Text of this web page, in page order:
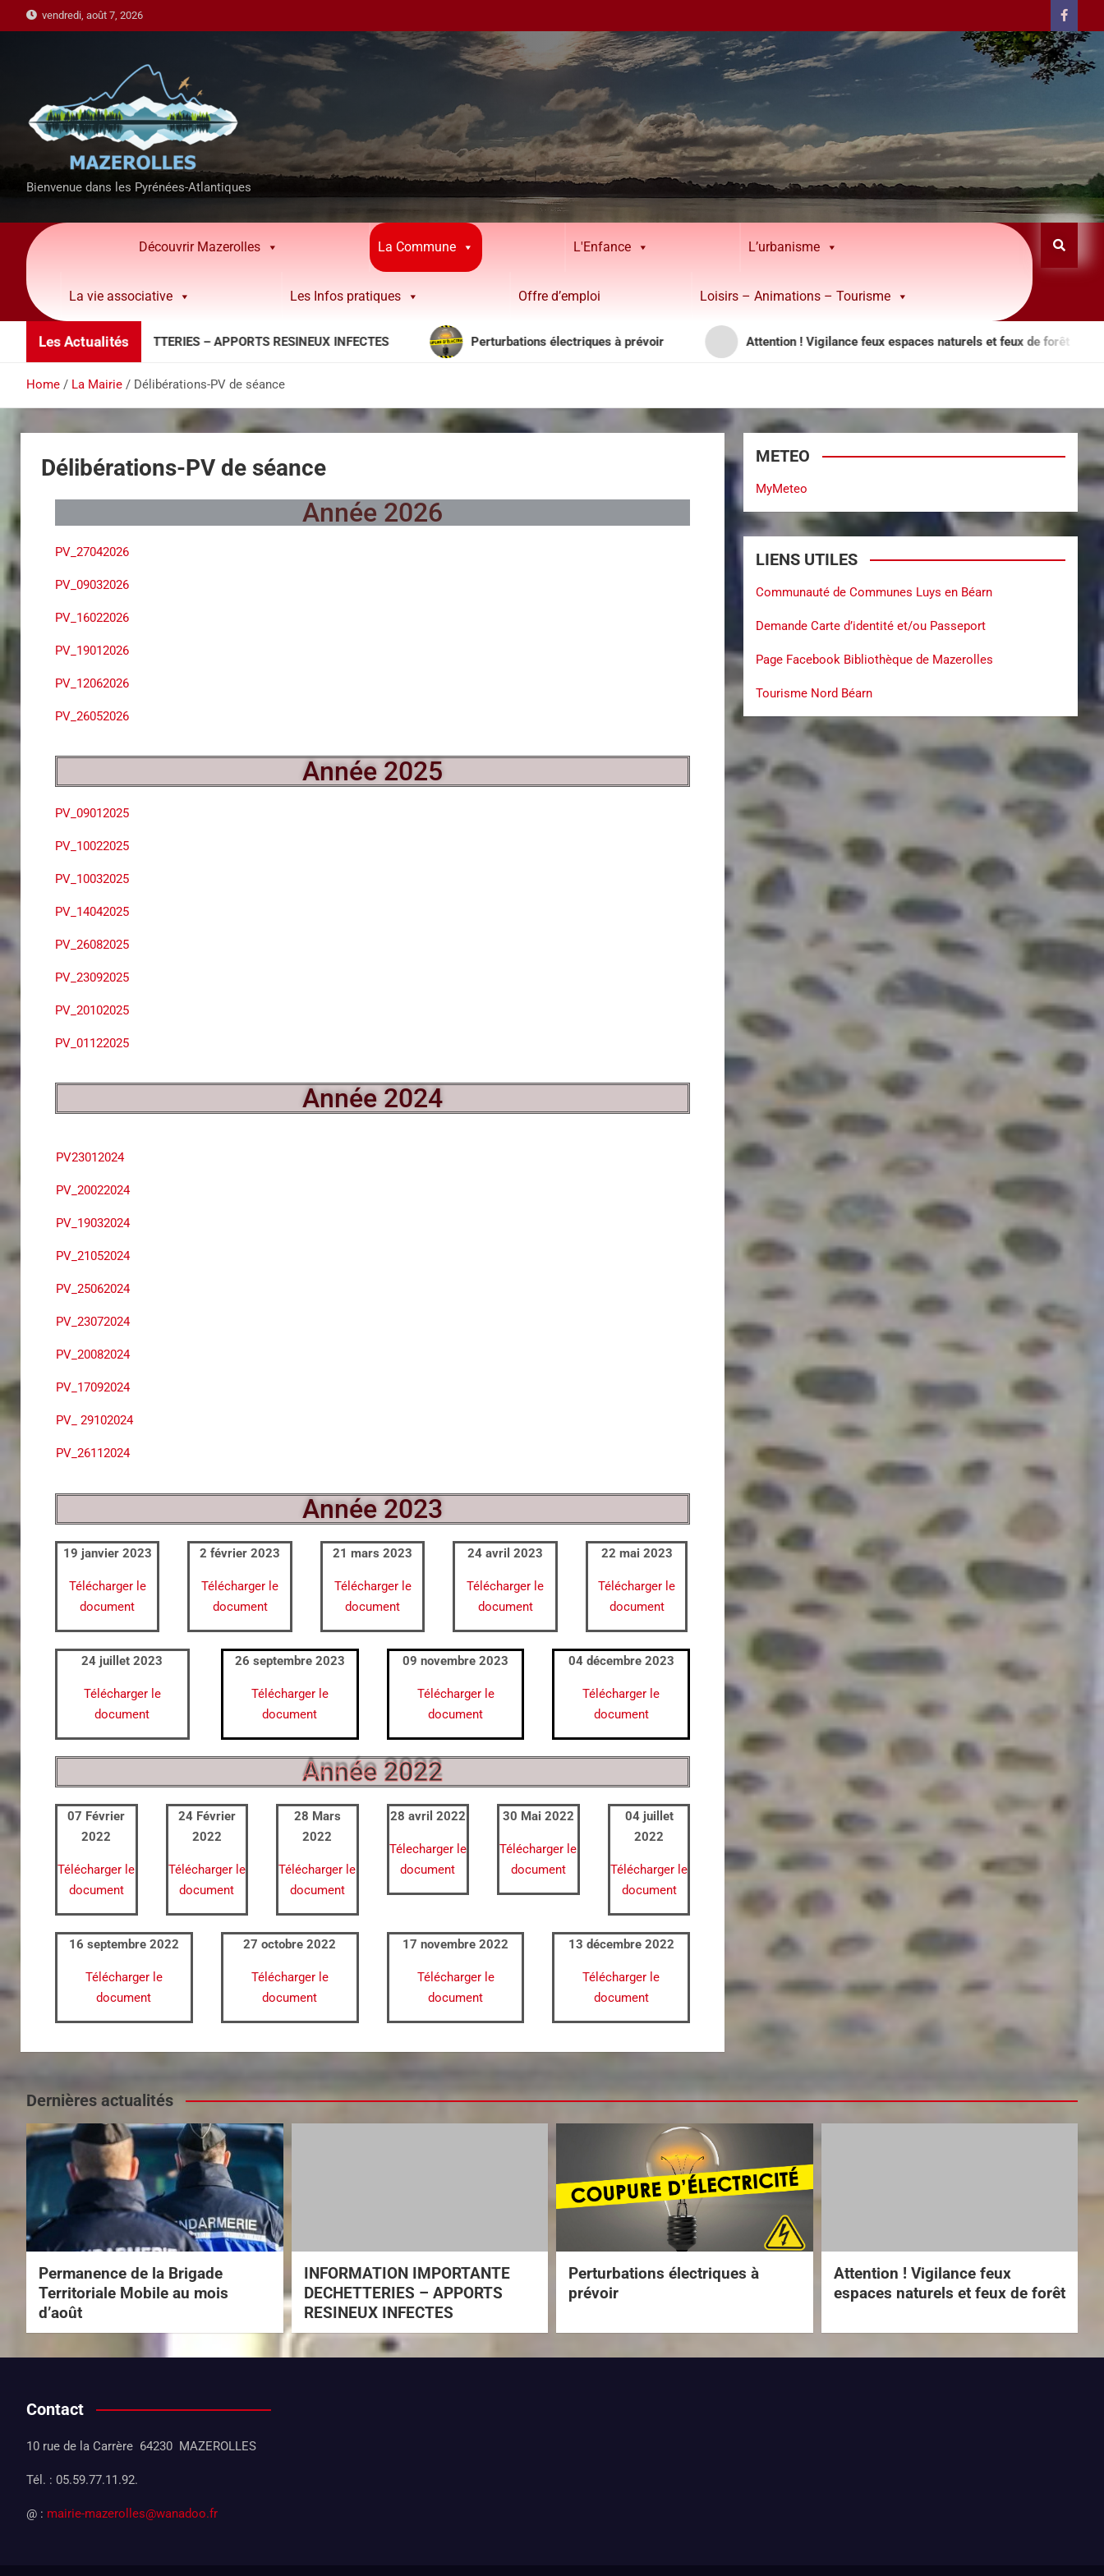
vendredi, août 7, 2026
Bienvenue dans les Pyrénées-Atlantiques
Découvrir Mazerolles La Commune L'Enfance L’urbanisme
La vie associative Les Infos pratiques Offre d’emploi Loisirs – Animations – Tourisme
Les Actualités
DECHETTERIES – APPORTS RESINEUX INFECTES Perturbations électriques à prévoir Attention ! Vigilance feux espaces naturels et feux de forêt
Home La Mairie Délibérations-PV de séance
Délibérations-PV de séance
Année 2026
PV_27042026
PV_09032026
PV_16022026
PV_19012026
PV_12062026
PV_26052026
Année 2025
PV_09012025
PV_10022025
PV_10032025
PV_14042025
PV_26082025
PV_23092025
PV_20102025
PV_01122025
Année 2024
PV23012024
PV_20022024
PV_19032024
PV_21052024
PV_25062024
PV_23072024
PV_20082024
PV_17092024
PV_ 29102024
PV_26112024
Année 2023
19 janvier 2023
Télécharger le
document
2 février 2023
Télécharger le
document
21 mars 2023
Télécharger le
document
24 avril 2023
Télécharger le
document
22 mai 2023
Télécharger le
document
24 juillet 2023
Télécharger le
document
26 septembre 2023
Télécharger le
document
09 novembre 2023
Télécharger le
document
04 décembre 2023
Télécharger le
document
Année 2022
07 Février
2022
Télécharger le
document
24 Février
2022
Télécharger le
document
28 Mars
2022
Télécharger le
document
28 avril 2022
Télecharger le
document
30 Mai 2022
Télécharger le
document
04 juillet
2022
Télécharger le
document
16 septembre 2022
Télécharger le
document
27 octobre 2022
Télécharger le
document
17 novembre 2022
Télécharger le
document
13 décembre 2022
Télécharger le
document
METEO
MyMeteo
LIENS UTILES
Communauté de Communes Luys en Béarn
Demande Carte d’identité et/ou Passeport
Page Facebook Bibliothèque de Mazerolles
Tourisme Nord Béarn
Dernières actualités
Permanence de la Brigade
Territoriale Mobile au mois
d’août
INFORMATION IMPORTANTE
DECHETTERIES – APPORTS
RESINEUX INFECTES
Perturbations électriques à
prévoir
Attention ! Vigilance feux
espaces naturels et feux de forêt
Contact
10 rue de la Carrère 64230 MAZEROLLES
Tél. : 05.59.77.11.92.
@ : mairie-mazerolles@wanadoo.fr